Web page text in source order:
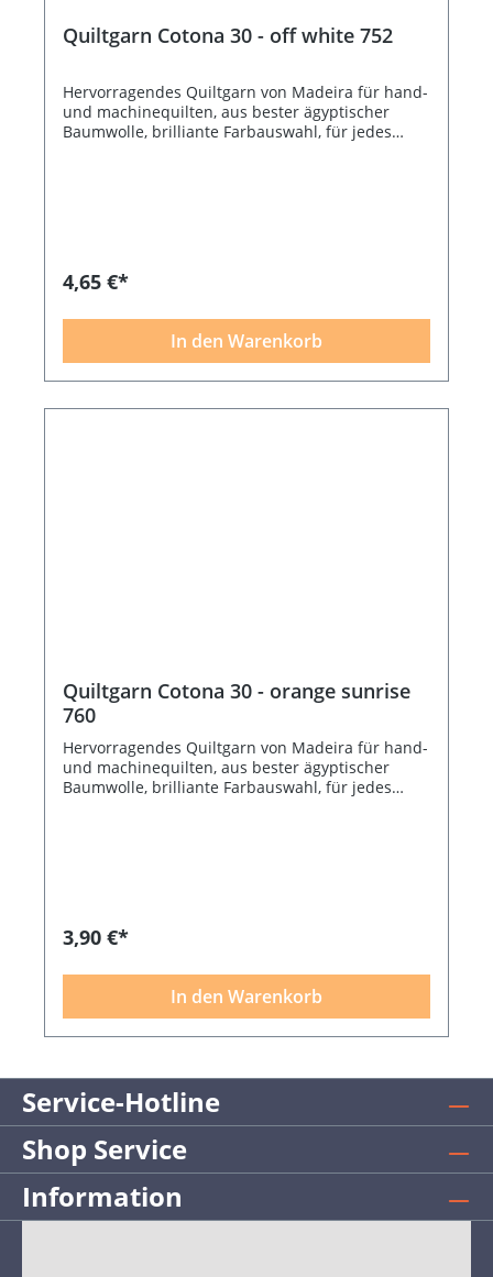
Quiltgarn Cotona 30 - off white 752
Hervorragendes Quiltgarn von Madeira für hand-
und machinequilten, aus bester ägyptischer
Baumwolle, brilliante Farbauswahl, für jedes
4,65 €*
In den Warenkorb
Quiltgarn Cotona 30 - orange sunrise
760
Hervorragendes Quiltgarn von Madeira für hand-
und machinequilten, aus bester ägyptischer
Baumwolle, brilliante Farbauswahl, für jedes
3,90 €*
In den Warenkorb
Service-Hotline
Shop Service
Information